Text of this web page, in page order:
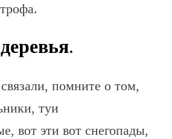
.
помните о том,
туи
вот эти вот снегопады,